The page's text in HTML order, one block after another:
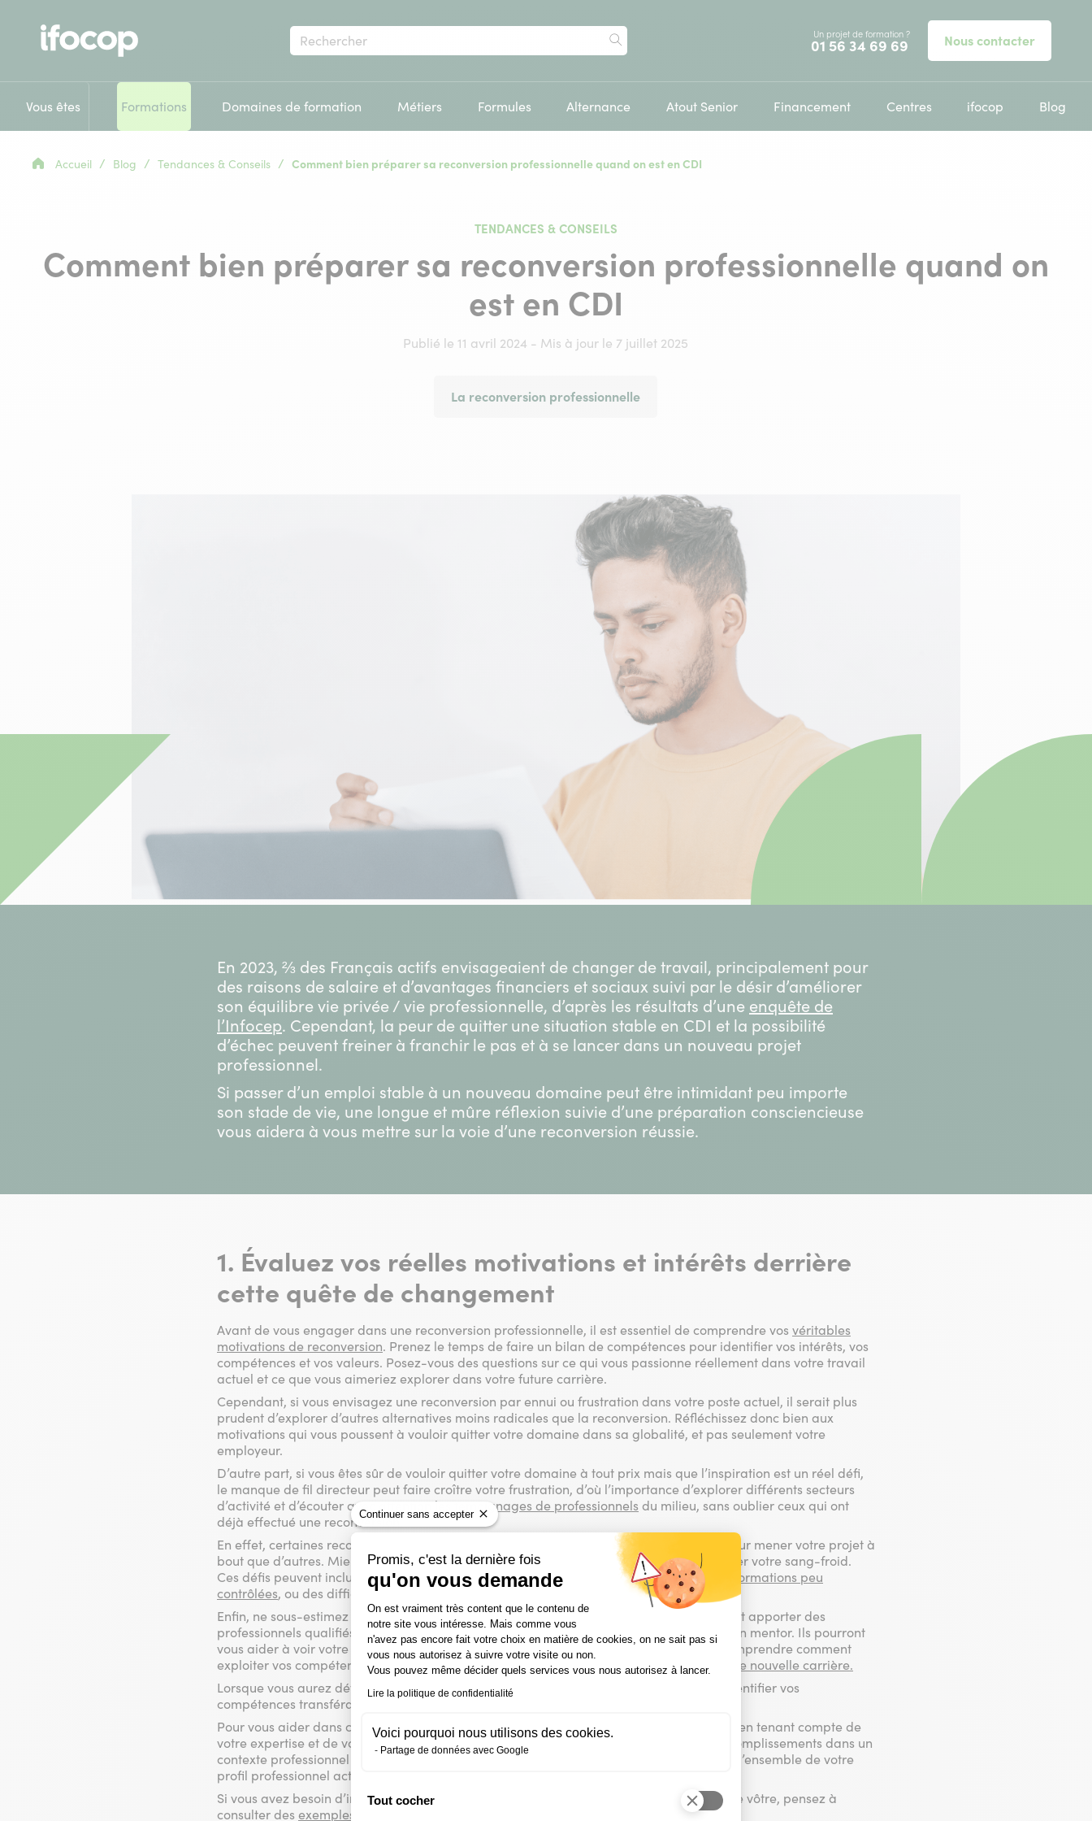
Continuer sans accepter
Promis, c'est la dernière fois
qu'on vous demande
Plateforme de Gestion du Consentement : Personnalisez vos Options
On est vraiment très content que le contenu de
notre site vous intéresse. Mais comme vous
n'avez pas encore fait votre choix en matière de cookies, on ne sait pas si
vous nous autorisez à suivre votre visite ou non.
Vous pouvez même décider quels services vous nous autorisez à lancer.
Lire la politique de confidentialité
Voici pourquoi nous utilisons des cookies.
Partage de données avec Google
Tout cocher
Votre
recherche
Rechercher
Un projet de formation ?
Appelez-nous au
01 56 34 69 69 Nous contacter
Vous êtes Formations Domaines de formation Métiers Formules Alternance Atout Senior Financement Centres ifocop Blog
Accueil / Blog / Tendances & Conseils / Comment bien préparer sa reconversion professionnelle quand on est en CDI
TENDANCES & CONSEILS
Comment bien préparer sa reconversion professionnelle quand on
est en CDI
Publié le 11 avril 2024 - Mis à jour le 7 juillet 2025
La reconversion professionnelle
En 2023, ⅔ des Français actifs envisageaient de changer de travail, principalement pour
des raisons de salaire et d’avantages financiers et sociaux suivi par le désir d’améliorer
son équilibre vie privée / vie professionnelle, d’après les résultats d’une enquête de
l’Infocep. Cependant, la peur de quitter une situation stable en CDI et la possibilité
d’échec peuvent freiner à franchir le pas et à se lancer dans un nouveau projet
professionnel.
Si passer d’un emploi stable à un nouveau domaine peut être intimidant peu importe
son stade de vie, une longue et mûre réflexion suivie d’une préparation consciencieuse
vous aidera à vous mettre sur la voie d’une reconversion réussie.
1. Évaluez vos réelles motivations et intérêts derrière
cette quête de changement
Avant de vous engager dans une reconversion professionnelle, il est essentiel de comprendre vos véritables
motivations de reconversion. Prenez le temps de faire un bilan de compétences pour identifier vos intérêts, vos
compétences et vos valeurs. Posez-vous des questions sur ce qui vous passionne réellement dans votre travail
actuel et ce que vous aimeriez explorer dans votre future carrière.
Cependant, si vous envisagez une reconversion par ennui ou frustration dans votre poste actuel, il serait plus
prudent d’explorer d’autres alternatives moins radicales que la reconversion. Réfléchissez donc bien aux
motivations qui vous poussent à vouloir quitter votre domaine dans sa globalité, et pas seulement votre
employeur.
D’autre part, si vous êtes sûr de vouloir quitter votre domaine à tout prix mais que l’inspiration est un réel défi,
le manque de fil directeur peut faire croître votre frustration, d’où l’importance d’explorer différents secteurs
d’activité et d’écouter avec attention les
témoignages de professionnels du milieu, sans oublier ceux qui ont
déjà effectué une reconversion.
En effet, certaines reconversions demanderont beaucoup plus d’efforts et de ténacité pour mener votre projet à
bout que d’autres. Mieux connaître les défis réels qui vous attendent vous aidera à garder votre sang-froid.
Ces défis peuvent inclure un manque d’accompagnement qualitatif d’un conseiller, des
formations peu
contrôlées, ou des difficultés à trouver un stage, entre autres.
Enfin, ne sous-estimez pas l’importance de l’introspection et l’aide précieuse que peuvent apporter des
professionnels qualifiés et avec de l’expérience directe, tels qu’un coach de carrière ou un mentor. Ils pourront
vous aider à voir votre parcours professionnel sous un angle différent et vous aider à comprendre comment
exploiter vos compétences transférables et vous préparer à oser franchir le pas vers votre nouvelle carrière.
Lorsque vous aurez déterminé le domaine qui vous intéresse, il vous sera plus facile d’identifier vos
compétences transférables ainsi que les lacunes que vous devrez combler
Pour vous aider dans cet exercice d’introspection, pensez aussi à mettre votre CV à jour, en tenant compte de
votre expertise et de vos compétences clés tout en présentant vos responsabilités et accomplissements dans un
contexte professionnel chiffré et concret. Par conséquent, vous aurez une meilleure vue d’ensemble de votre
profil professionnel actuel.
Si vous avez besoin d’inspiration et de quelques conseils supplémentaires pour rédiger le vôtre, pensez à
consulter des exemples de CV adaptés au secteur visé